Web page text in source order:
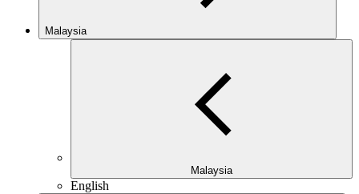
Malaysia
Malaysia
English